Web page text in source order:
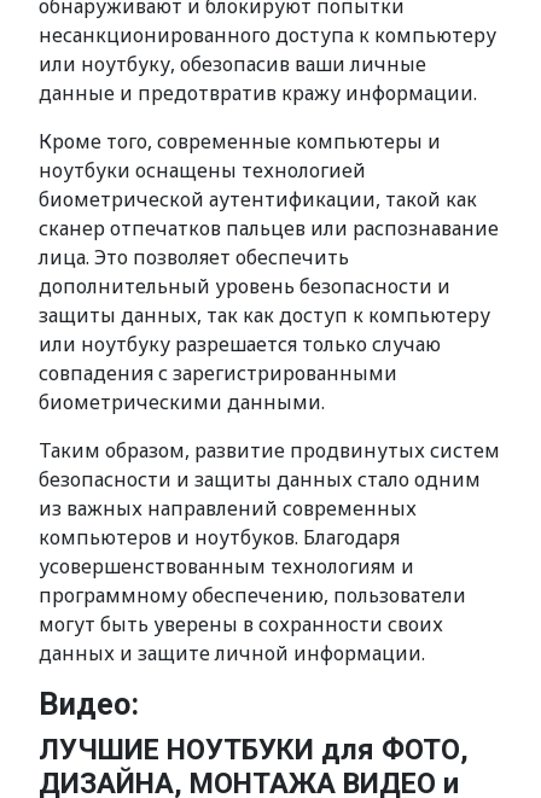
обнаруживают и блокируют попытки
несанкционированного доступа к компьютеру
или ноутбуку, обезопасив ваши личные
данные и предотвратив кражу информации.
Кроме того, современные компьютеры и
ноутбуки оснащены технологией
биометрической аутентификации, такой как
сканер отпечатков пальцев или распознавание
лица. Это позволяет обеспечить
дополнительный уровень безопасности и
защиты данных, так как доступ к компьютеру
или ноутбуку разрешается только случаю
совпадения с зарегистрированными
биометрическими данными.
Таким образом, развитие продвинутых систем
безопасности и защиты данных стало одним
из важных направлений современных
компьютеров и ноутбуков. Благодаря
усовершенствованным технологиям и
программному обеспечению, пользователи
могут быть уверены в сохранности своих
данных и защите личной информации.
Видео:
ЛУЧШИЕ НОУТБУКИ для ФОТО,
ДИЗАЙНА, МОНТАЖА ВИДЕО и